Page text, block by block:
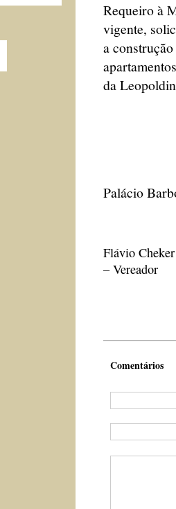
Requeiro à
vigente,
a
da
Palácio
Flávio Cheker
– Vereador
Comentários